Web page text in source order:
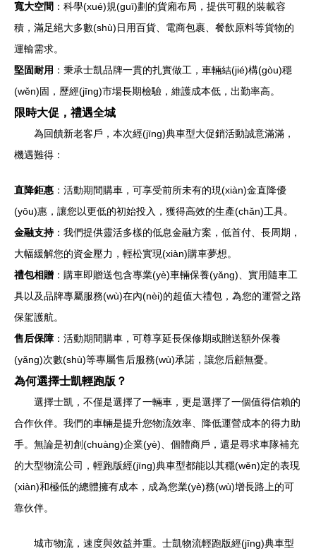
寬大空間 ：科學(xué)規(guī)劃的貨廂布局，提供可觀的裝載容
積，滿足絕大多數(shù)日用百貨、電商包裹、餐飲原料等貨物的
運輸需求。
堅固耐用 ：秉承士凱品牌一貫的扎實做工，車輛結(jié)構(gòu)穩
(wěn)固，歷經(jīng)市場長期檢驗，維護成本低，出勤率高。
限時大促，禮遇全城
為回饋新老客戶，本次經(jīng)典車型大促銷活動誠意滿滿，
機遇難得：
直降鉅惠 ：活動期間購車，可享受前所未有的現(xiàn)金直降優
(yōu)惠，讓您以更低的初始投入，獲得高效的生產(chǎn)工具。
金融支持：我們提供靈活多樣的低息金融方案，低首付、長周期，
大幅緩解您的資金壓力，輕松實現(xiàn)購車夢想。
禮包相贈 ：購車即贈送包含專業(yè)車輛保養(yǎng)、實用隨車工
具以及品牌專屬服務(wù)在內(nèi)的超值大禮包，為您的運營之路
保駕護航。
售后保障 ：活動期間購車，可尊享延長保修期或贈送額外保養
(yǎng)次數(shù)等專屬售后服務(wù)承諾，讓您后顧無憂。
為何選擇士凱輕跑版？
選擇士凱，不僅是選擇了一輛車，更是選擇了一個值得信賴的
合作伙伴。我們的車輛是提升您物流效率、降低運營成本的得力助
手。無論是初創(chuàng)企業(yè)、個體商戶，還是尋求車隊補充
的大型物流公司，輕跑版經(jīng)典車型都能以其穩(wěn)定的表現
(xiàn)和極低的總體擁有成本，成為您業(yè)務(wù)增長路上的可
靠伙伴。
城市物流，速度與效益并重。士凱物流輕跑版經(jīng)典車型